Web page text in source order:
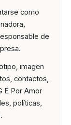
como
de
imagen
contactos,
É Por Amor
políticas,